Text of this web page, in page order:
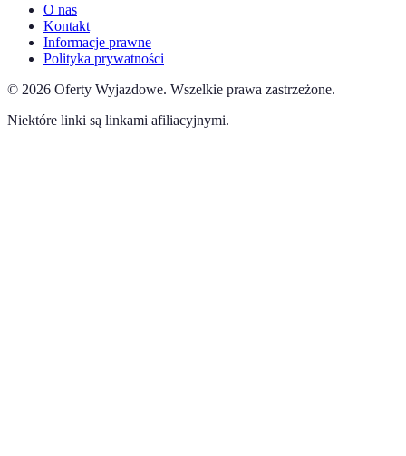
O nas
Kontakt
Informacje prawne
Polityka prywatności
© 2026 Oferty Wyjazdowe. Wszelkie prawa zastrzeżone.
Niektóre linki są linkami afiliacyjnymi.